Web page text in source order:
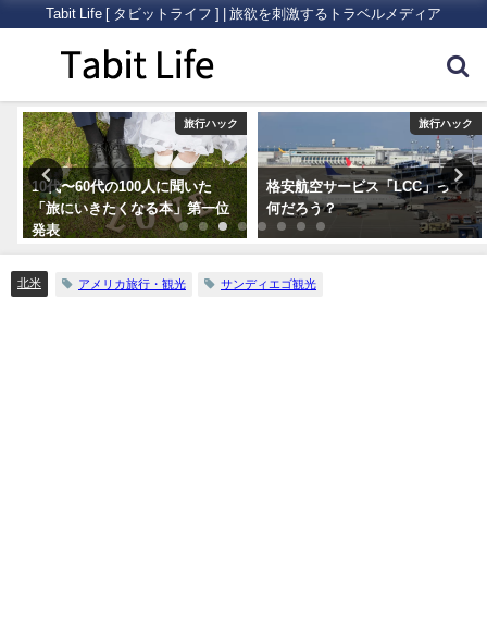
Tabit Life [ タビットライフ ] | 旅欲を刺激するトラベルメディア
旅行ハック
10代〜60代の100人に聞いた
「旅にいきたくなる本」第一位
発表
旅行ハック
格安航空サービス「LCC」って
何だろう？
北米 アメリカ旅行・観光 サンディエゴ観光